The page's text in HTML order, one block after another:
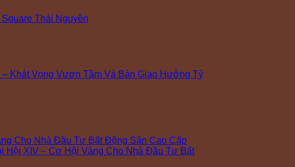
Thái Nguyên
Khát Vọng Vươn Tầm Và Bản Giao Hưởng Tỷ
Cho Nhà Đầu Tư Bất Động Sản Cao Cấp
Hội XIV – Cơ Hội Vàng Cho Nhà Đầu Tư Bất